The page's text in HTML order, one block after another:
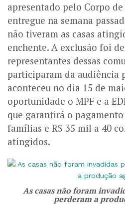
apresentado pelo Corpo
entregue na semana
não tiveram as casas
enchente. A exclusão foi
representantes dessas
participaram da audiência
aconteceu no dia 15 de
oportunidade o MPF e a
que garantirá o
famílias e R$ 35 mil a 40
atingidos.
As casas não foram
perderam a